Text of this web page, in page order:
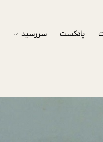
پادکست سررسید